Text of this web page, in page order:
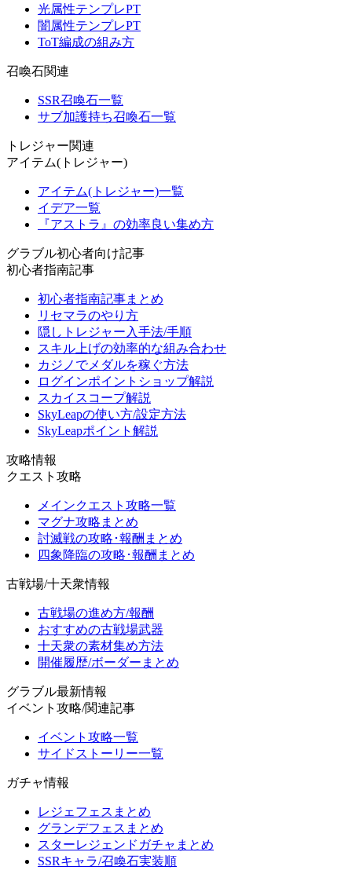
光属性テンプレPT
闇属性テンプレPT
ToT編成の組み方
召喚石関連
SSR召喚石一覧
サブ加護持ち召喚石一覧
トレジャー関連
アイテム(トレジャー)
アイテム(トレジャー)一覧
イデア一覧
『アストラ』の効率良い集め方
グラブル初心者向け記事
初心者指南記事
初心者指南記事まとめ
リセマラのやり方
隠しトレジャー入手法/手順
スキル上げの効率的な組み合わせ
カジノでメダルを稼ぐ方法
ログインポイントショップ解説
スカイスコープ解説
SkyLeapの使い方/設定方法
SkyLeapポイント解説
攻略情報
クエスト攻略
メインクエスト攻略一覧
マグナ攻略まとめ
討滅戦の攻略･報酬まとめ
四象降臨の攻略･報酬まとめ
古戦場/十天衆情報
古戦場の進め方/報酬
おすすめの古戦場武器
十天衆の素材集め方法
開催履歴/ボーダーまとめ
グラブル最新情報
イベント攻略/関連記事
イベント攻略一覧
サイドストーリー一覧
ガチャ情報
レジェフェスまとめ
グランデフェスまとめ
スターレジェンドガチャまとめ
SSRキャラ/召喚石実装順